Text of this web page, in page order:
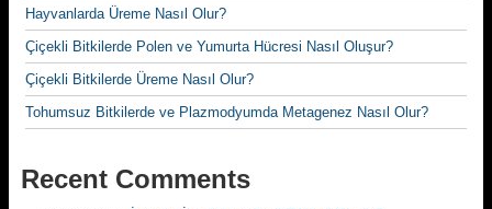
Hayvanlarda Üreme Nasıl Olur?
Çiçekli Bitkilerde Polen ve Yumurta Hücresi Nasıl Oluşur?
Çiçekli Bitkilerde Üreme Nasıl Olur?
Tohumsuz Bitkilerde ve Plazmodyumda Metagenez Nasıl Olur?
Recent Comments